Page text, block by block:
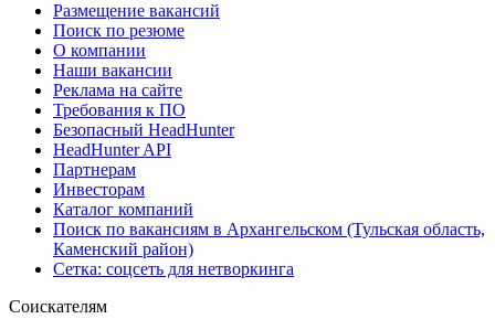
Размещение вакансий
Поиск по резюме
О компании
Наши вакансии
Реклама на сайте
Требования к ПО
Безопасный HeadHunter
HeadHunter API
Партнерам
Инвесторам
Каталог компаний
Поиск по вакансиям в Архангельском (Тульская область,
Каменский район)
Сетка: соцсеть для нетворкинга
Соискателям